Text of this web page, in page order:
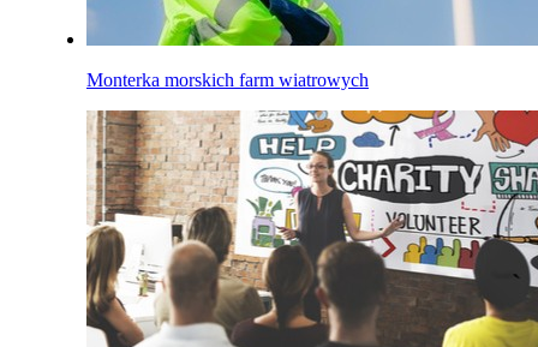
Monterka morskich farm wiatrowych